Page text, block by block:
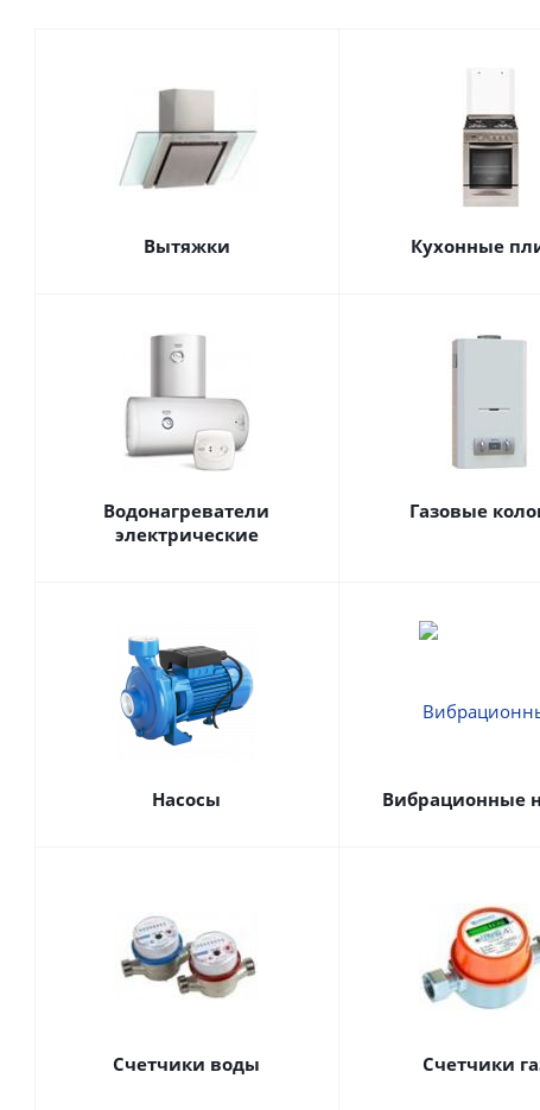
Вытяжки Кухонные
Водонагреватели
электрические
Газовые
Насосы Вибрационные
Счетчики воды Счетчики